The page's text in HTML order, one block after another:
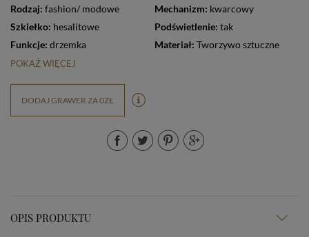
Rodzaj: fashion/ modowe Mechanizm: kwarcowy
Szkiełko: hesalitowe Podświetlenie: tak
Funkcje: drzemka Materiał: Tworzywo sztuczne
POKAŻ WIĘCEJ
DODAJ GRAWER ZA 0ZŁ
OPIS PRODUKTU